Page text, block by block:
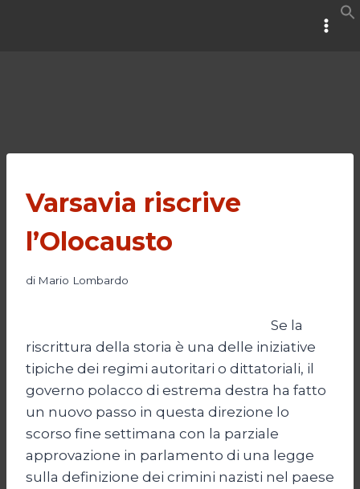
Varsavia riscrive
l’Olocausto
di Mario Lombardo
Se la
riscrittura della storia è una delle iniziative
tipiche dei regimi autoritari o dittatoriali, il
governo polacco di estrema destra ha fatto
un nuovo passo in questa direzione lo
scorso fine settimana con la parziale
approvazione in parlamento di una legge
sulla definizione dei crimini nazisti nel paese